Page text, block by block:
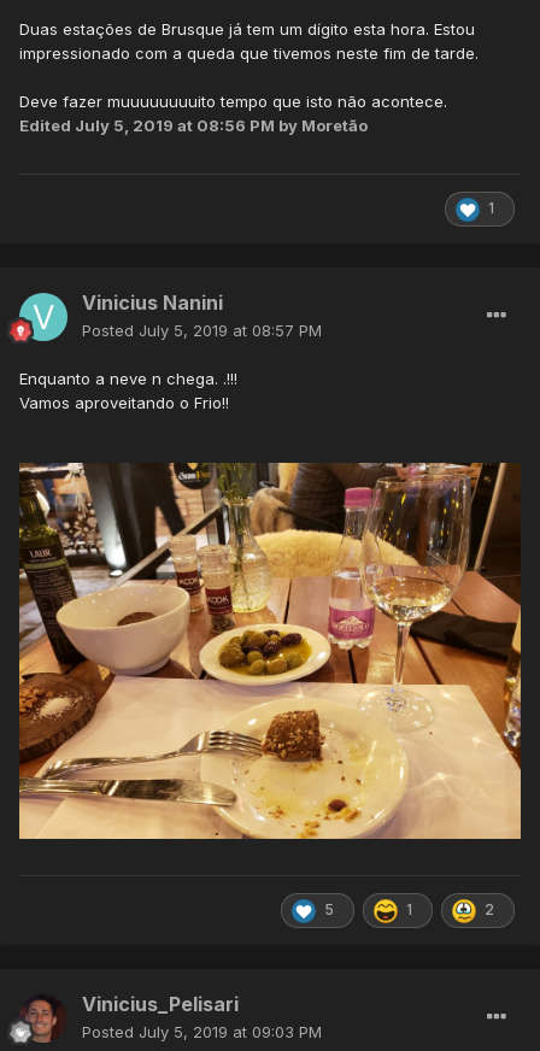
Duas estações de Brusque já tem um dígito esta hora. Estou
impressionado com a queda que tivemos neste fim de tarde.
Deve fazer muuuuuuuuito tempo que isto não acontece.
Edited July 5, 2019 at 08:56 PM by Moretão
1
Vinicius Nanini
Posted July 5, 2019 at 08:57 PM
Enquanto a neve n chega. .!!!
Vamos aproveitando o Frio!!
5 1 2
Vinicius_Pelisari
Posted July 5, 2019 at 09:03 PM